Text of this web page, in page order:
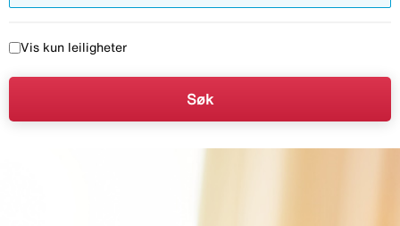
Vis kun leiligheter
Søk